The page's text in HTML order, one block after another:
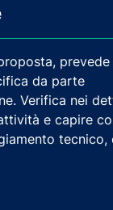
da parte
Verifica nei
e capire
tecnico,